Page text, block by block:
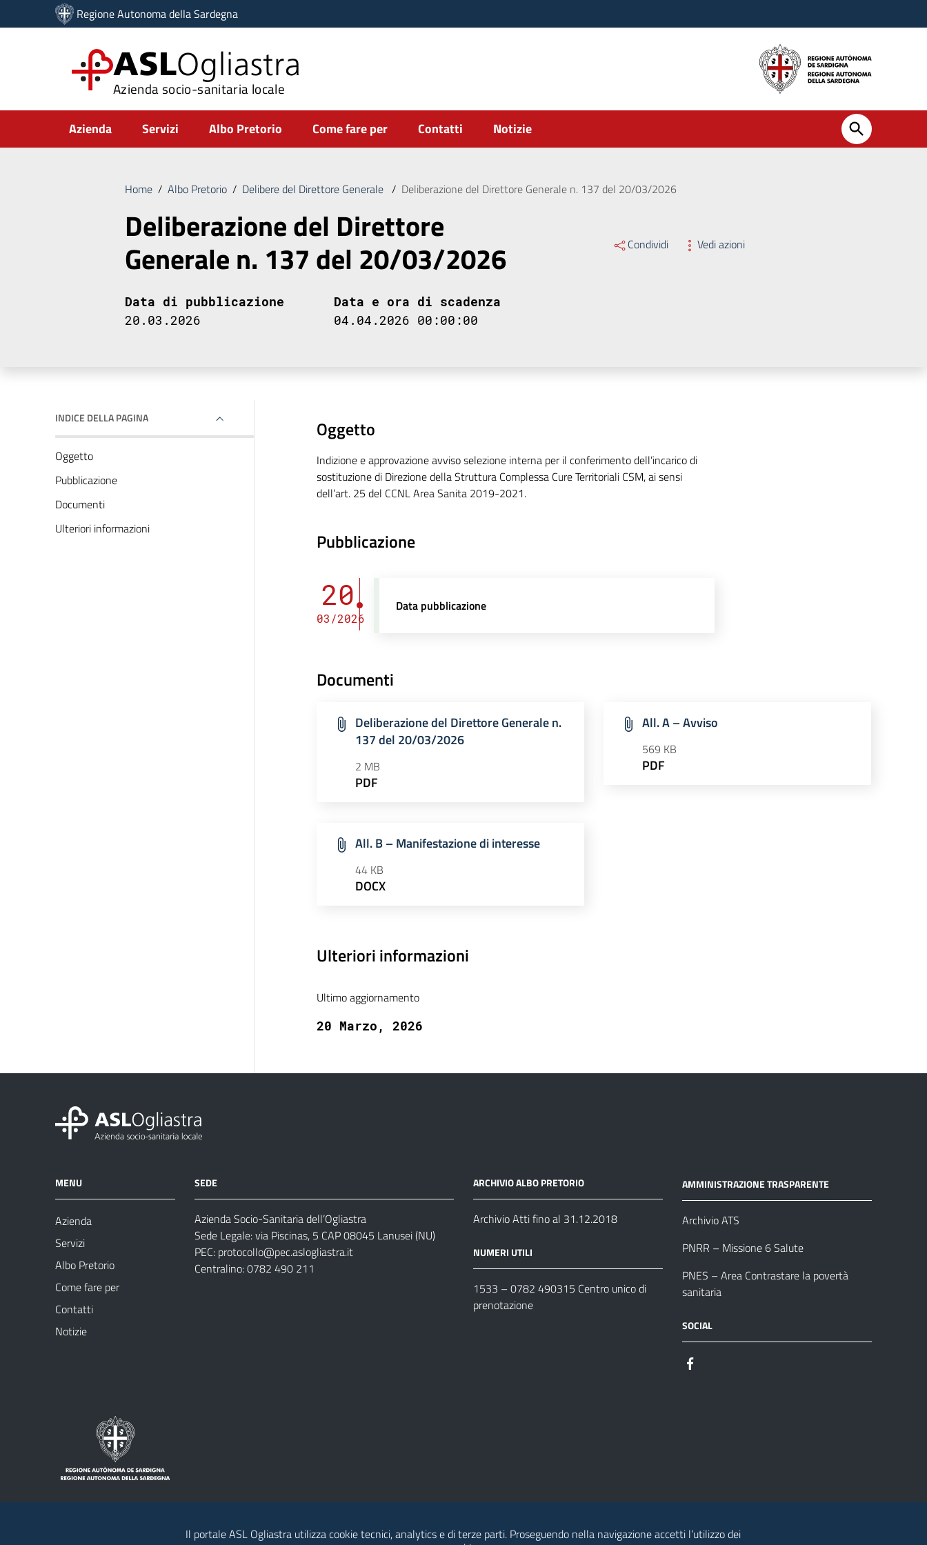
Vai ai contenuti
Vai al menu di navigazione
Regione Autonoma della Sardegna
ASLOgliastra
Azienda socio-sanitaria locale
Submenu
Azienda Servizi Albo Pretorio Come fare per Contatti Notizie
Home / Albo Pretorio / Delibere del Direttore Generale / Deliberazione del Direttore Generale n. 137 del 20/03/2026
Deliberazione del Direttore
Generale n. 137 del 20/03/2026 Condividi Vedi azioni
Data di pubblicazione
20.03.2026
Data e ora di scadenza
04.04.2026 00:00:00
INDICE DELLA PAGINA
Oggetto
Pubblicazione
Documenti
Ulteriori informazioni
Oggetto
Indizione e approvazione avviso selezione interna per il conferimento dell’incarico di
sostituzione di Direzione della Struttura Complessa Cure Territoriali CSM, ai sensi
dell’art. 25 del CCNL Area Sanita 2019-2021.
Pubblicazione
20
03/2026
Data pubblicazione
Documenti
Deliberazione del Direttore Generale n.
137 del 20/03/2026
2 MB
PDF
All. A – Avviso
569 KB
PDF
All. B – Manifestazione di interesse
44 KB
DOCX
Ulteriori informazioni
Ultimo aggiornamento
20 Marzo, 2026
MENU
Azienda
Servizi
Albo Pretorio
Come fare per
Contatti
Notizie
SEDE
Azienda Socio-Sanitaria dell’Ogliastra
Sede Legale: via Piscinas, 5 CAP 08045 Lanusei (NU)
PEC: protocollo@pec.aslogliastra.it
Centralino: 0782 490 211
ARCHIVIO ALBO PRETORIO
Archivio Atti fino al 31.12.2018
NUMERI UTILI
1533 – 0782 490315 Centro unico di
prenotazione
AMMINISTRAZIONE TRASPARENTE
Archivio ATS
PNRR – Missione 6 Salute
PNES – Area Contrastare la povertà
sanitaria
SOCIAL
Il portale ASL Ogliastra utilizza cookie tecnici, analytics e di terze parti. Proseguendo nella navigazione accetti l’utilizzo dei